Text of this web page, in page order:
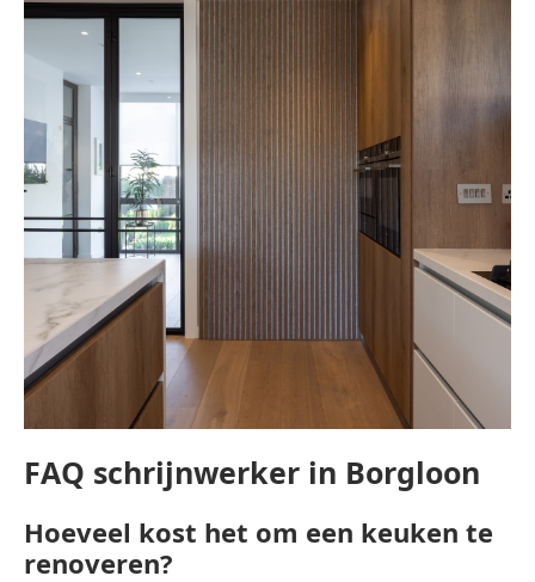
FAQ schrijnwerker in Borgloon
Hoeveel kost het om een keuken te
renoveren?